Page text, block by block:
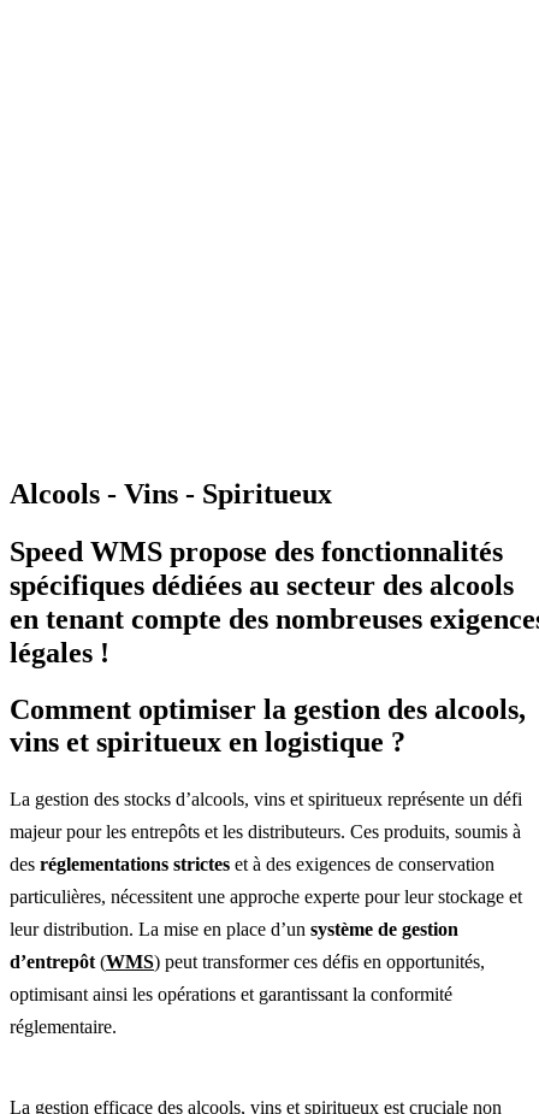
Alcools - Vins - Spiritueux
Speed WMS propose des fonctionnalités
spécifiques dédiées au secteur des alcools
en tenant compte des nombreuses
légales !
Comment optimiser la gestion des alcools,
vins et spiritueux en logistique ?
La gestion des stocks d’alcools, vins et spiritueux représente un défi
majeur pour les entrepôts et les distributeurs. Ces produits, soumis à
des réglementations strictes et à des exigences de conservation
particulières, nécessitent une approche experte pour leur stockage et
leur distribution. La mise en place d’un système de gestion
d’entrepôt (WMS) peut transformer ces défis en opportunités,
optimisant ainsi les opérations et garantissant la conformité
réglementaire.
La gestion efficace des alcools, vins et spiritueux est cruciale non